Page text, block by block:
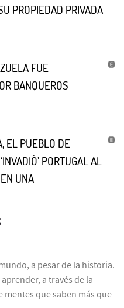
PROPIEDAD PRIVADA
FUE
BANQUEROS
EL PUEBLO DE
PORTUGAL AL
UNA
a pesar de la historia.
a través de la
mentes que saben más que